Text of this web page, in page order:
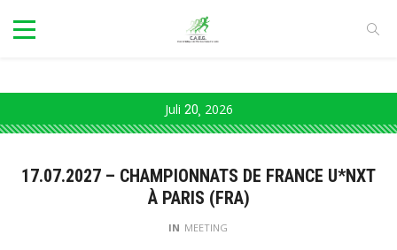
Juli 20 2026
17.07.2027 – CHAMPIONNATS DE FRANCE U*NXT
À PARIS (FRA)
IN MEETING